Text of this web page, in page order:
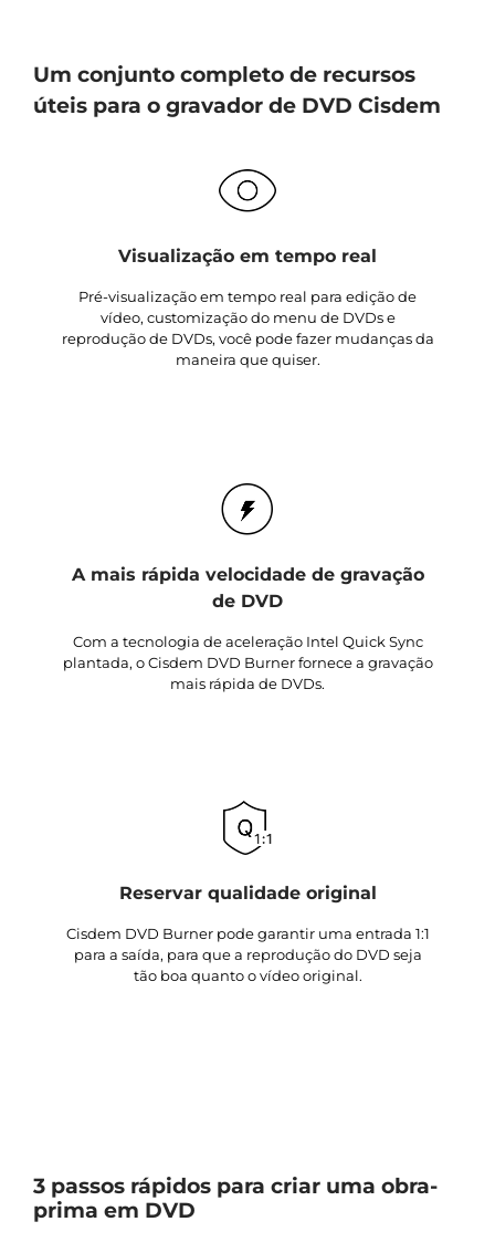
Um conjunto completo de recursos
úteis para o gravador de DVD Cisdem
Visualização em tempo real
Pré-visualização em tempo real para edição de
vídeo, customização do menu de DVDs e
reprodução de DVDs, você pode fazer mudanças da
maneira que quiser.
A mais rápida velocidade de gravação
de DVD
Com a tecnologia de aceleração Intel Quick Sync
plantada, o Cisdem DVD Burner fornece a gravação
mais rápida de DVDs.
Reservar qualidade original
Cisdem DVD Burner pode garantir uma entrada 1:1
para a saída, para que a reprodução do DVD seja
tão boa quanto o vídeo original.
3 passos rápidos para criar uma obra-
prima em DVD